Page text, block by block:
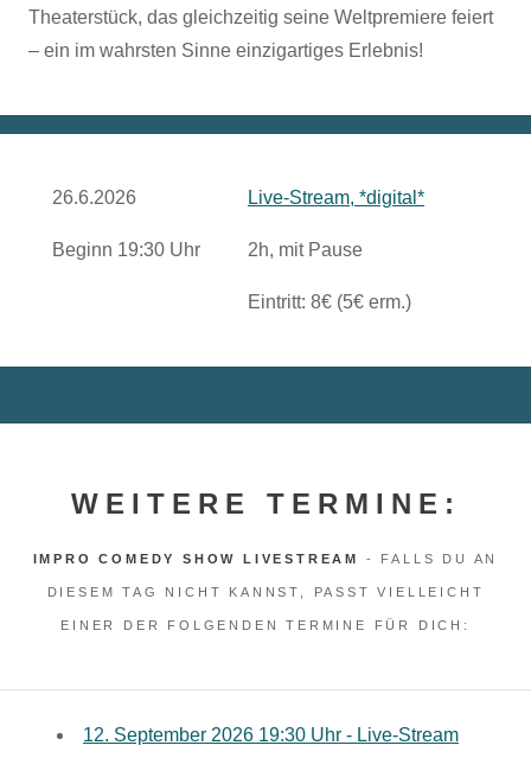
Theaterstück, das gleichzeitig seine Weltpremiere feiert
– ein im wahrsten Sinne einzigartiges Erlebnis!
26.6.2026
Beginn 19:30 Uhr
Live-Stream, *digital*
2h, mit Pause
Eintritt: 8€ (5€ erm.)
WEITERE TERMINE:
IMPRO COMEDY SHOW LIVESTREAM - FALLS DU AN
DIESEM TAG NICHT KANNST, PASST VIELLEICHT
EINER DER FOLGENDEN TERMINE FÜR DICH:
12. September 2026 19:30 Uhr - Live-Stream